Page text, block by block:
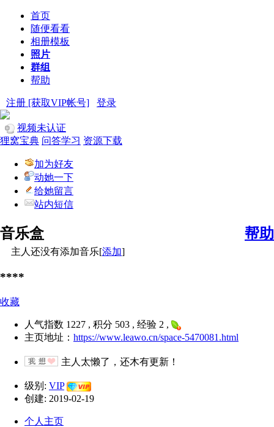
首页
随便看看
相册模板
照片
群组
帮助
注册 [获取VIP帐号] 登录
视频未认证
狸窝宝典 问答学习 资源下载
加为好友
动她一下
给她留言
站内短信
帮助
音乐盒
主人还没有添加音乐[添加]
****
收藏
人气指数 1227 , 积分 503 , 经验 2 ,
主页地址： https://www.leawo.cn/space-5470081.html
主人太懒了，还木有更新！
级别: VIP
创建: 2019-02-19
个人主页